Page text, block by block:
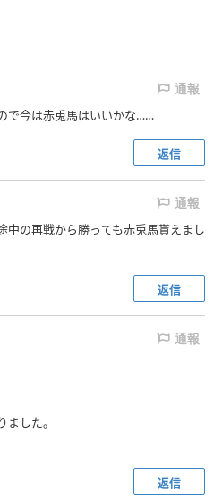
通報
で今は赤兎馬はいいかな……
返信
通報
中の再戦から勝っても赤兎馬貰えまし
返信
通報
した。
返信